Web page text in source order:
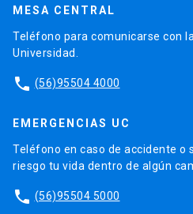
MESA CENTRAL
Teléfono para comunicarse con
Universidad.
phone (56)95504 4000
EMERGENCIAS UC
Teléfono en caso de accidente o
riesgo tu vida dentro de algún
phone (56)95504 5000